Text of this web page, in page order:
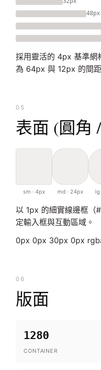
48px
採用靈活的 4px 基準網
為 64px 與 12px 的間距
05
表面 (圓角
sm · 4px md · 24px lg
以 1px 的細實線邊框
定輸入框與互動區域。
0px 0px 30px 0px
06
版面
1280
CONTAINER